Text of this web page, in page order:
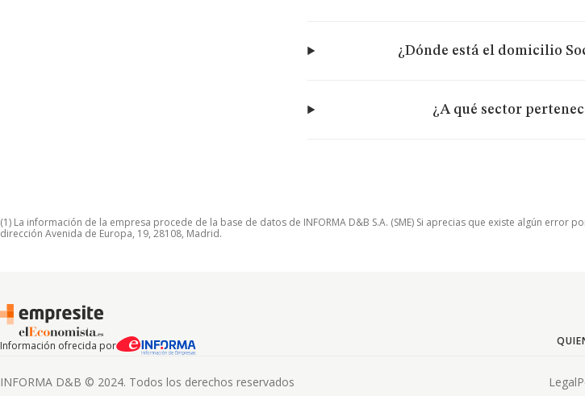
¿Dónde está el domicilio
¿A qué sector
(1) La información de la empresa procede de la base de datos de INFORMA D&B S.A. (SME) Si aprecias que existe algún
dirección Avenida de Europa, 19, 28108, Madrid.
Información ofrecida por
INFORMA D&B © 2024. Todos los derechos reservados Legal